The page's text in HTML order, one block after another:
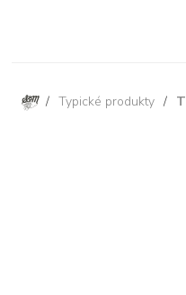
/ Typické produkty /